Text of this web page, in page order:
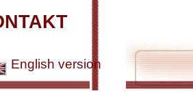
English version